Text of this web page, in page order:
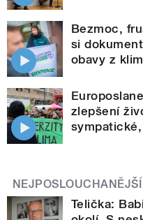
Bezmoc,
si
obavy z
zlepšení
NEJPOSLOUCHANĚJŠÍ
Telička: